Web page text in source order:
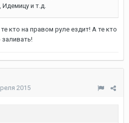
и т.д.
кто на правом руле ездит! А те кто
2015